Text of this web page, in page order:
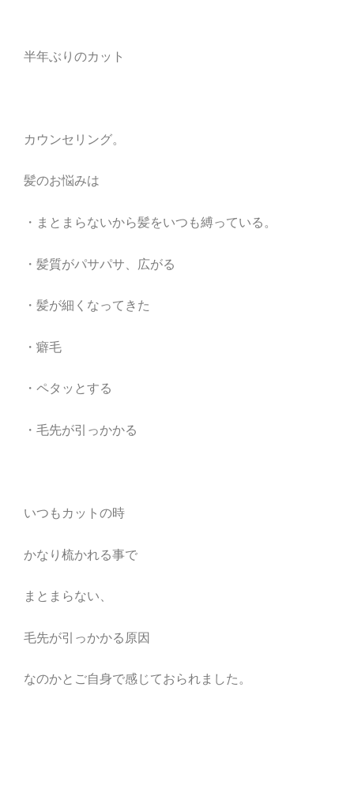
半年ぶりのカット
カウンセリング。
髪のお悩みは
・まとまらないから髪をいつも縛っている。
・髪質がパサパサ、広がる
・髪が細くなってきた
・癖毛
・ペタッとする
・毛先が引っかかる
いつもカットの時
かなり梳かれる事で
まとまらない、
毛先が引っかかる原因
なのかとご自身で感じておられました。